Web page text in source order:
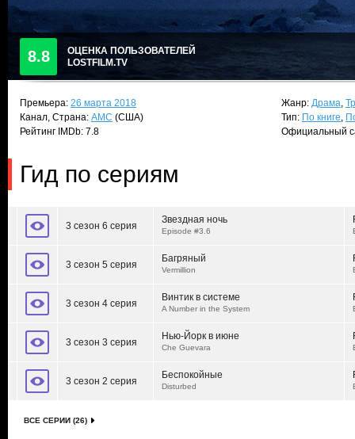
8.8
ОЦЕНКА ПОЛЬЗОВАТЕЛЕЙ
LOSTFILM.TV
Премьера: 26 марта 2018
Канал, Страна: AMC (США)
Рейтинг IMDb: 7.8
Жанр: Драма,
Тип: По книге,
Официальный
Гид по сериям
3 сезон 6 серия
Звездная ночь
Episode #3.6
3 сезон 5 серия
Багряный
Vermillion
3 сезон 4 серия
Винтик в системе
A Number in the System
3 сезон 3 серия
Нью-Йорк в июне
Che Guevara
3 сезон 2 серия
Беспокойные
Disturbed
ВСЕ СЕРИИ (26)